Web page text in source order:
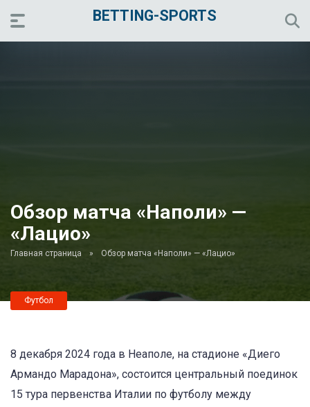
BETTING-SPORTS
Обзор матча «Наполи» —
«Лацио»
Главная страница » Обзор матча «Наполи» — «Лацио»
Футбол
8 декабря 2024 года в Неаполе, на стадионе «Диего
Армандо Марадона», состоится центральный поединок
15 тура первенства Италии по футболу между